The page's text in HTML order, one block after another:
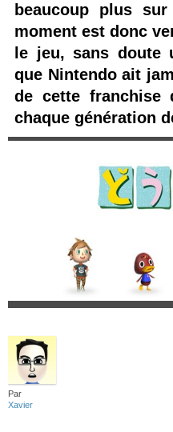
beaucoup plus
moment est donc
le jeu, sans doute
que Nintendo ait
de cette franchise
chaque génération
Par
Xavier